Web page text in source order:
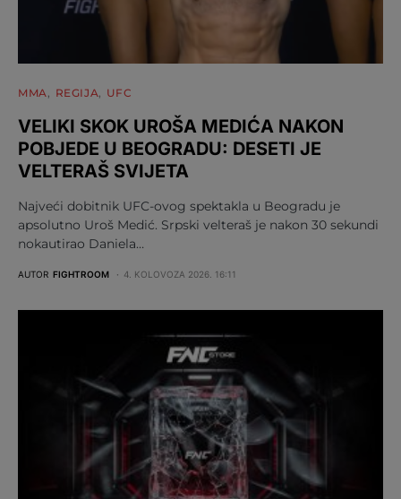
MMA REGIJA UFC
VELIKI SKOK UROŠA MEDIĆA NAKON
POBJEDE U BEOGRADU: DESETI JE
VELTERAŠ SVIJETA
Najveći dobitnik UFC-ovog spektakla u Beogradu je
apsolutno Uroš Medić. Srpski velteraš je nakon 30 sekundi
nokautirao Daniela…
AUTOR FIGHTROOM 4. KOLOVOZA 2026. 16:11